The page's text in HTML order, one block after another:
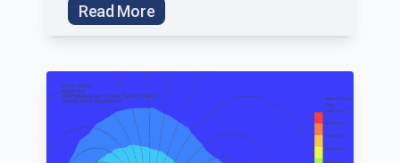
Read More